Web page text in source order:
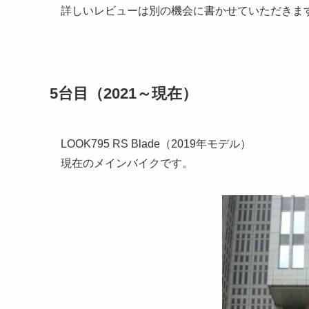
詳しいレビューは別の機会に書かせていただきま
5台目（2021～現在）
LOOK795 RS Blade（2019年モデル）
現在のメインバイクです。